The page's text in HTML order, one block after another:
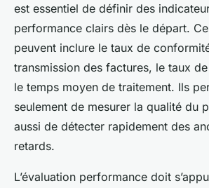
est essentiel de définir des
performance clairs dès le départ.
peuvent inclure le taux de
transmission des factures, le taux
le temps moyen de traitement. Ils
seulement de mesurer la qualité du
aussi de détecter rapidement des
retards.
L’évaluation performance doit